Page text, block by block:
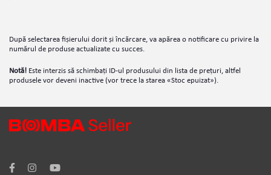
După selectarea fișierului dorit și încărcare, va apărea o notificare cu privire la
numărul de produse actualizate cu succes.
Notă! Este interzis să schimbați ID-ul produsului din lista de prețuri, altfel
produsele vor deveni inactive (vor trece la starea «Stoc epuizat»).